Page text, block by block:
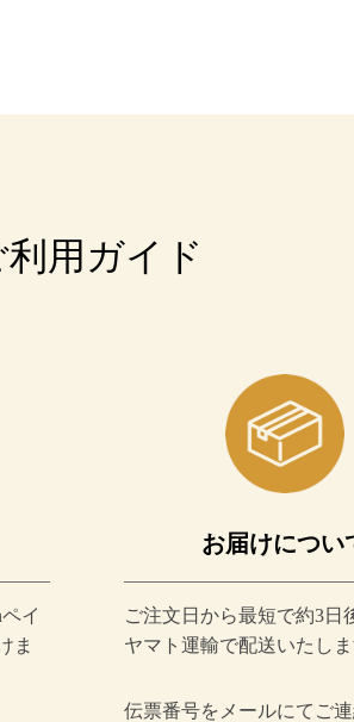
利用ガイド
イ
ま
お届けについ
ご注文日から最短で約3日
ヤマト運輸で配送いたし
伝票番号をメールにてご